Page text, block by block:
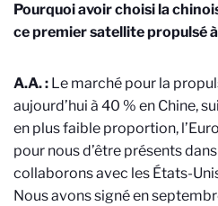
Pourquoi avoir choisi la
ce premier satellite propulsé à
A.A. : Le marché pour la
aujourd’hui à 40 % en Chine,
en plus faible proportion,
pour nous d’être présents
collaborons avec les États-
Nous avons signé en